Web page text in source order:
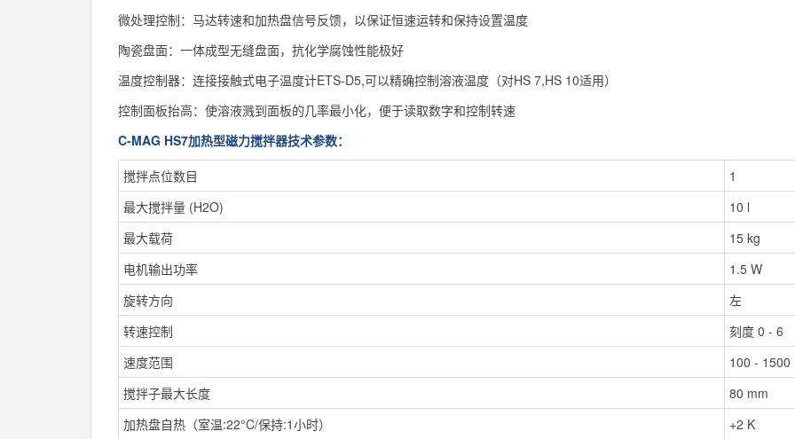
微处理控制：马达转速和加热盘信号反馈，以保证恒速运转和保持设置温度
陶瓷盘面：一体成型无缝盘面，抗化学腐蚀性能极好
温度控制器：连接接触式电子温度计ETS-D5,可以精确控制溶液温度（对HS 7,HS 10适用）
控制面板抬高：使溶液溅到面板的几率最小化，便于读取数字和控制转速
C-MAG HS7加热型磁力搅拌器技术参数：
搅拌点位数目
1
最大搅拌量 (H2O)
10 l
最大载荷
15 kg
电机输出功率
1.5 W
旋转方向
左
转速控制
刻度 0 - 6
速度范围
100 - 1500
搅拌子最大长度
80 mm
加热盘自热（室温:22°C/保持:1小时）
+2 K